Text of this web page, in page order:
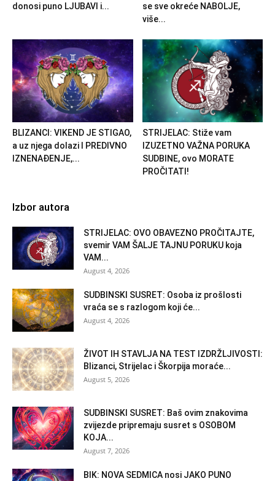
donosi puno LJUBAVI i...
se sve okreće NABOLJE,
više...
BLIZANCI: VIKEND JE STIGAO,
a uz njega dolazi I PREDIVNO
IZNENAĐENJE,...
STRIJELAC: Stiže vam
IZUZETNO VAŽNA PORUKA
SUDBINE, ovo MORATE
PROČITATI!
Izbor autora
STRIJELAC: OVO OBAVEZNO PROČITAJTE,
svemir VAM ŠALJE TAJNU PORUKU koja
VAM...
August 4, 2026
SUDBINSKI SUSRET: Osoba iz prošlosti
vraća se s razlogom koji će...
August 4, 2026
ŽIVOT IH STAVLJA NA TEST IZDRŽLJIVOSTI:
Blizanci, Strijelac i Škorpija moraće...
August 5, 2026
SUDBINSKI SUSRET: Baš ovim znakovima
zvijezde pripremaju susret s OSOBOM
KOJA...
August 7, 2026
BIK: NOVA SEDMICA nosi JAKO PUNO